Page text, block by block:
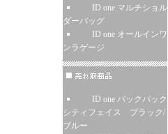
ID one マルチショル
ダーバッグ
ID one オールインワ
ンラゲージ
ID one バックパック
シティフェイス ブラック/
ブルー